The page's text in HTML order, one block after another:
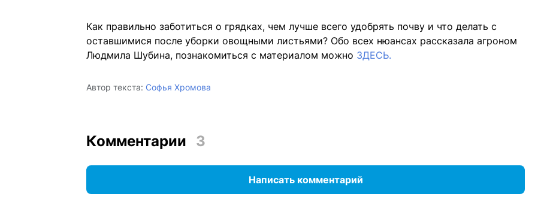
Как правильно заботиться о грядках, чем лучше всего удобрять почву и что делать с
оставшимися после уборки овощными листьями? Обо всех нюансах рассказала агроном
Людмила Шубина, познакомиться с материалом можно ЗДЕСЬ.
Автор текста: Софья Хромова
Комментарии 3
Написать комментарий